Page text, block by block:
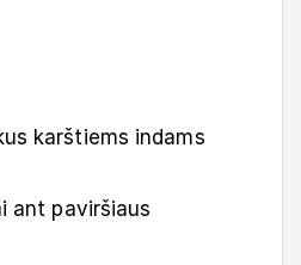
karštiems indams
ant paviršiaus